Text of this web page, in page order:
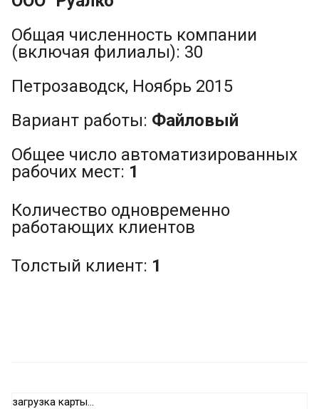
Общая численность компании
(включая филиалы): 30
Петрозаводск, Ноябрь 2015
Вариант работы: Файловый
Общее число автоматизированных
рабочих мест: 1
Количество одновременно
работающих клиентов
Толстый клиент: 1
загрузка карты...